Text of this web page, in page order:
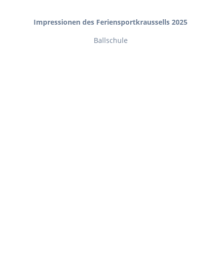
Impressionen des Feriensportkraussells 2025
Ballschule